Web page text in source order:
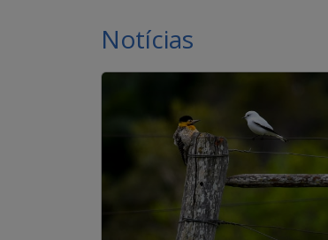
Notícias